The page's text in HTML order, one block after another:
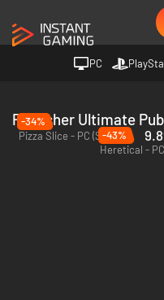
PC
Publisher Ultimate
-34%
Pizza Slice - PC (Steam)
-43%
Heretical -